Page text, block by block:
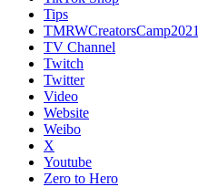
Tips
TMRWCreatorsCamp2021
TV Channel
Twitch
Twitter
Video
Website
Weibo
X
Youtube
Zero to Hero